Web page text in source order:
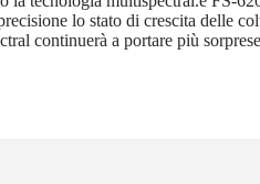
lo stato di crescita delle
continuerà a portare più